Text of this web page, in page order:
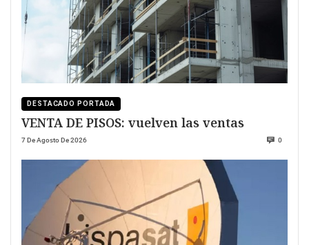
DESTACADO PORTADA
VENTA DE PISOS: vuelven las ventas
7 De Agosto De 2026 0